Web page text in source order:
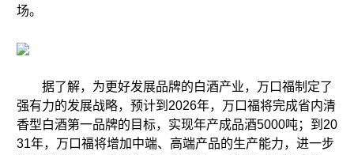
场。
据了解，为更好发展品牌的白酒产业，万口福制定了
强有力的发展战略，预计到2026年，万口福将完成省内清
香型白酒第一品牌的目标，实现年产成品酒5000吨；到20
31年，万口福将增加中端、高端产品的生产能力，进一步